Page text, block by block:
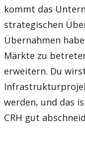
kommt das
strategischen
Übernahmen
Märkte zu
erweitern. Du
werden, und das
CRH gut